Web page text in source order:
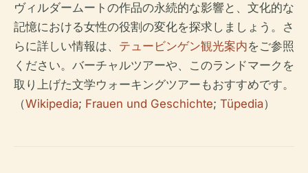
ヴィルダームートの作品の永続的な影響と、文化的な
記憶における女性の役割の変化を探求しましょう。さ
らに詳しい情報は、 テュービンゲン観光案内をご参照
ください。バーチャルツアーや、このランドマークを
取り上げた文学ウォーキングツアーもおすすめです。
（Wikipedia; Frauen und Geschichte; Tüpedia）